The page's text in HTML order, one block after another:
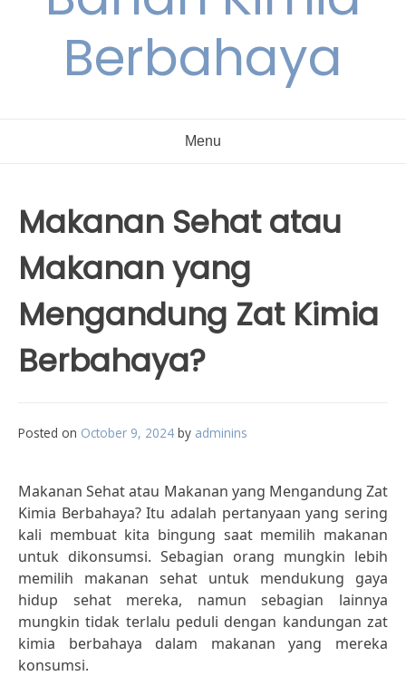
Berbahaya
Menu
Makanan Sehat atau
Makanan yang
Mengandung Zat Kimia
Berbahaya?
Posted on October 9, 2024 by adminins
Makanan Sehat atau Makanan yang Mengandung Zat
Kimia Berbahaya? Itu adalah pertanyaan yang sering
kali membuat kita bingung saat memilih makanan
untuk dikonsumsi. Sebagian orang mungkin lebih
memilih makanan sehat untuk mendukung gaya
hidup sehat mereka, namun sebagian lainnya
mungkin tidak terlalu peduli dengan kandungan zat
kimia berbahaya dalam makanan yang mereka
konsumsi.